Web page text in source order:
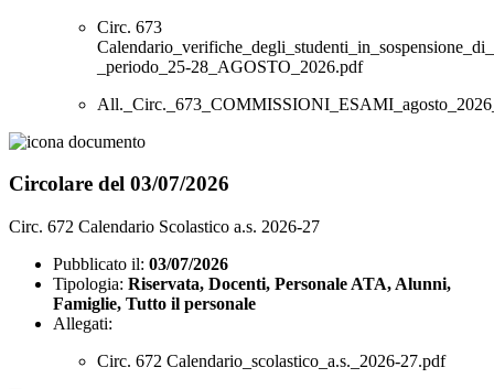
Circ. 673
_periodo_25-28_AGOSTO_2026.pdf
Circolare del 03/07/2026
Circ. 672 Calendario Scolastico a.s. 2026-27
Pubblicato il: 03/07/2026
Tipologia: Riservata, Docenti, Personale ATA, Alunni,
Famiglie, Tutto il personale
Allegati:
Circ. 672 Calendario_scolastico_a.s._2026-27.pdf